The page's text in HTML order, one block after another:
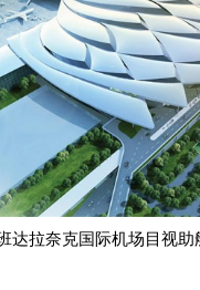
达拉奈克国际机场目视助